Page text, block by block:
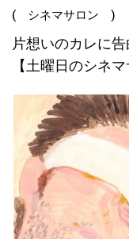
( シネマサロン )
片想いのカレに
【土曜日のシネマ